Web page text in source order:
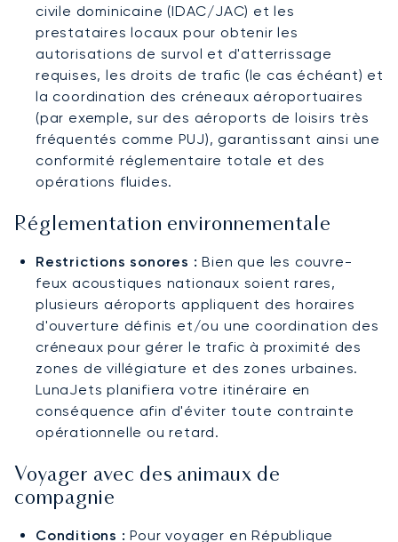
civile dominicaine (IDAC/JAC) et les
prestataires locaux pour obtenir les
autorisations de survol et d'atterrissage
requises, les droits de trafic (le cas échéant) et
la coordination des créneaux aéroportuaires
(par exemple, sur des aéroports de loisirs très
fréquentés comme PUJ), garantissant ainsi une
conformité réglementaire totale et des
opérations fluides.
Réglementation environnementale
Restrictions sonores : Bien que les couvre-
feux acoustiques nationaux soient rares,
plusieurs aéroports appliquent des horaires
d'ouverture définis et/ou une coordination des
créneaux pour gérer le trafic à proximité des
zones de villégiature et des zones urbaines.
LunaJets planifiera votre itinéraire en
conséquence afin d'éviter toute contrainte
opérationnelle ou retard.
Voyager avec des animaux de
compagnie
Conditions : Pour voyager en République